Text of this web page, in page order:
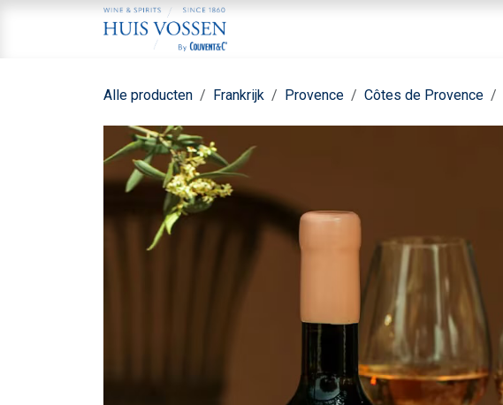
Overslaan naar inhoud
Alle producten Frankrijk Provence Côtes de Provence